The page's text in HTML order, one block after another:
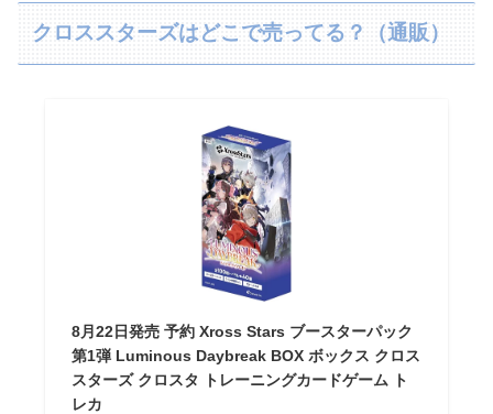
クロススターズはどこで売ってる？（通販）
8月22日発売 予約 Xross Stars ブースターパック
第1弾 Luminous Daybreak BOX ボックス クロス
スターズ クロスタ トレーニングカードゲーム ト
レカ